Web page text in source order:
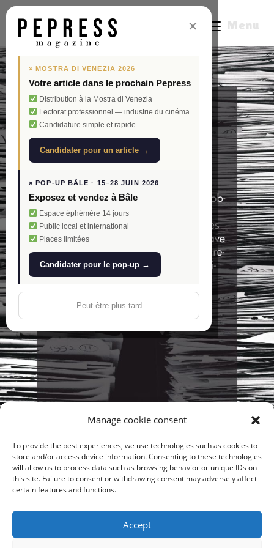
Manage cookie consent
To provide the best experiences, we use technologies such as cookies to
store and/or access device information. Consenting to these technologies
will allow us to process data such as browsing behavior or unique IDs on
this site. Failure to consent or withdrawing consent may adversely affect
certain features and functions.
Accept
✕
× MOSTRA DI VENEZIA 2026
Votre article dans le prochain Pepress
Distribution à la Mostra di Venezia
Lectorat professionnel — industrie du cinéma
Candidature simple et rapide
Candidater pour un article →
× POP-UP BÂLE · 15–28 JUIN 2026
Exposez et vendez à Bâle
Espace éphémère 14 jours
Public local et international
Places limitées
Candidater pour le pop-up →
Peut-être plus tard
Menu
Contact : info@pepeuf.com